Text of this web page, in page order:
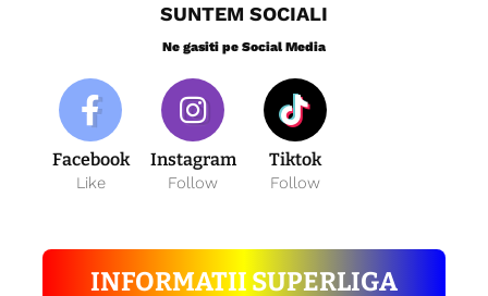
SUNTEM SOCIALI
Ne gasiti pe Social Media
Facebook
Like
Instagram
Follow
Tiktok
Follow
INFORMATII SUPERLIGA